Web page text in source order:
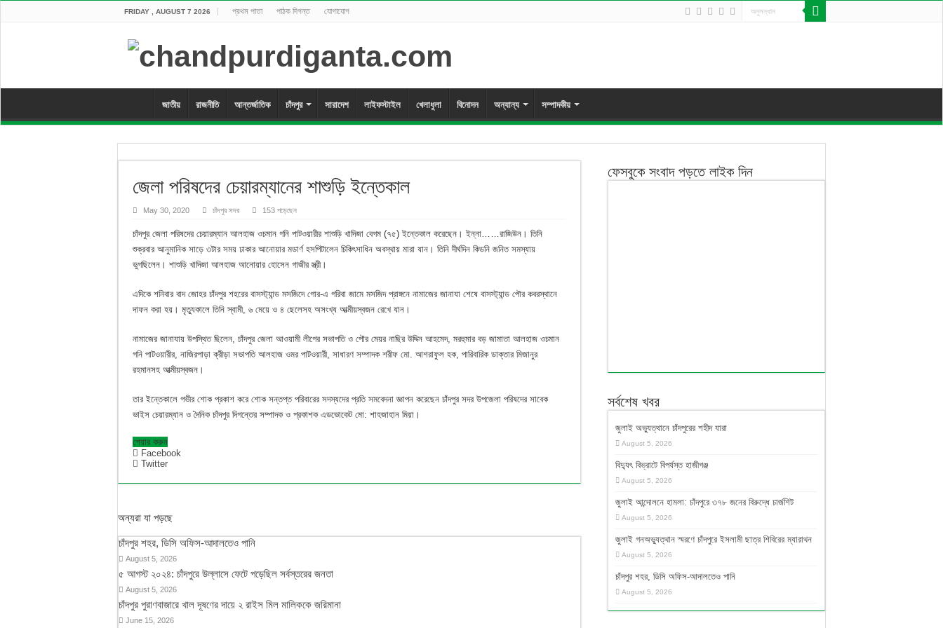
FRIDAY , AUGUST 7 2026 প্রথম পাতা পাঠক দিগন্ত যোগাযোগ
জাতীয় রাজনীতি আন্তর্জাতিক চাঁদপুর সারাদেশ লাইফস্টাইল খেলাধুলা বিনোদন অন্যান্য সম্পাদকীয়
জেলা পরিষদের চেয়ারম্যানের শাশুড়ি ইন্তেকাল
May 30, 2020 চাঁদপুর সদর 153 পড়েছেন
চাঁদপুর জেলা পরিষদের চেয়ারম্যান আলহাজ ওচমান গনি পাটওয়ারীর শাশুড়ি খাদিজা বেগম (৭৫) ইন্তেকাল করেছেন। ইন্না……রাজিউন। তিনি
শুক্রবার আনুমানিক সাড়ে ৩টার সময় ঢাকার আনোয়ার মডার্ণ হসপিটালেন চিকিৎসাধিন অবস্থায় মারা যান। তিনি দীর্ঘদিন কিডনি জনিত সমস্যায়
ভুগছিলেন। শাশুড়ি খাদিজা আলহাজ আনোয়ার হোসেন গাজীর স্ত্রী।
এদিকে শনিবার বাদ জোহর চাঁদপুর শহরের বাসস্ট্যান্ড মসজিদে গোর-এ গরিবা জামে মসজিদ প্রাঙ্গনে নামাজের জানাযা শেষে বাসস্ট্যান্ড পৌর কবরস্থানে
দাফন করা হয়। মৃত্যুকালে তিনি স্বামী, ৬ মেয়ে ও ৪ ছেলেসহ অসংখ্য আত্মীয়স্বজন রেখে যান।
নামাজের জানাযায় উপস্থিত ছিলেন, চাঁদপুর জেলা আওয়ামী লীগের সভাপতি ও পৌর মেয়র নাছির উদ্দিন আহমেদ, মরহুমার বড় জামাতা আলহাজ ওচমান
গনি পাটওয়ারীর, নাজিরপাড়া ক্রীড়া সভাপতি আলহাজ ওমর পাটওয়ারী, সাধারণ সম্পাদক শরীফ মো. আশরাফুল হক, পারিবারিক ডাক্তার মিজানুর
রহমানসহ আত্মীয়স্বজন।
তার ইন্তেকালে গভীর শোক প্রকাশ করে শোক সন্তপ্ত পরিবারের সদস্যদের প্রতি সমবেদনা জ্ঞাপন করেছেন চাঁদপুর সদর উপজেলা পরিষদের সাবেক
ভাইস চেয়ারম্যান ও দৈনিক চাঁদপুর দিগন্তের সম্পাদক ও প্রকাশক এডভোকেট মো: শাহজাহান মিয়া।
শেয়ার করুন
Facebook
Twitter
অন্যরা যা পড়ছে
চাঁদপুর শহর, ডিসি অফিস-আদালতেও পানি
August 5, 2026
৫ আগস্ট ২০২৪: চাঁদপুরে উল্লাসে ফেটে পড়েছিল সর্বস্তরের জনতা
August 5, 2026
চাঁদপুর পুরাণবাজারে খাল দূষণের দায়ে ২ রাইস মিল মালিককে জরিমানা
June 15, 2026
ফেসবুকে সংবাদ পড়তে লাইক দিন
সর্বশেষ খবর
জুলাই অভ্যুত্থানে চাঁদপুরের শহীদ যারা
August 5, 2026
বিদ্যুৎ বিভ্রাটে বিপর্যস্ত হাজীগঞ্জ
August 5, 2026
জুলাই আন্দোলনে হামলা: চাঁদপুরে ৩৭৮ জনের বিরুদ্ধে চার্জশিট
August 5, 2026
জুলাই গনঅভ্যুত্থান স্মরণে চাঁদপুরে ইসলামী ছাত্র শিবিরের ম্যারাথন
August 5, 2026
চাঁদপুর শহর, ডিসি অফিস-আদালতেও পানি
August 5, 2026